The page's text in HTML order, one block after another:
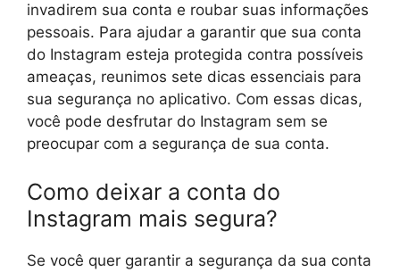
invadirem sua conta e roubar suas informações
pessoais. Para ajudar a garantir que sua conta
do Instagram esteja protegida contra possíveis
ameaças, reunimos sete dicas essenciais para
sua segurança no aplicativo. Com essas dicas,
você pode desfrutar do Instagram sem se
preocupar com a segurança de sua conta.
Como deixar a conta do
Instagram mais segura?
Se você quer garantir a segurança da sua conta